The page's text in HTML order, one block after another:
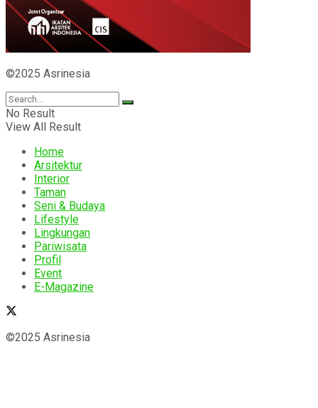
©2025 Asrinesia
No Result
View All Result
Home
Arsitektur
Interior
Taman
Seni & Budaya
Lifestyle
Lingkungan
Pariwisata
Profil
Event
E-Magazine
©2025 Asrinesia